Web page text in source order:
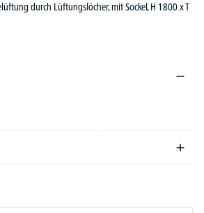
durch Lüftungslöcher, mit Sockel, H 1800 x T